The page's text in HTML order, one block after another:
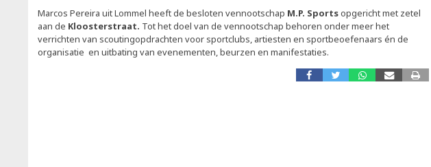
Marcos Pereira uit Lommel heeft de besloten vennootschap M.P. Sportsopgericht met zetel
aan de Kloosterstraat. Tot het doel van de vennootschap behoren onder meer het
verrichten van scoutingopdrachten voor sportclubs, artiesten en sportbeoefenaars én de
organisatie en uitbating van evenementen, beurzen en manifestaties.